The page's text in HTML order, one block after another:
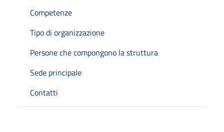
Competenze
Tipo di organizzazione
Persone che compongono la struttura
Sede principale
Contatti